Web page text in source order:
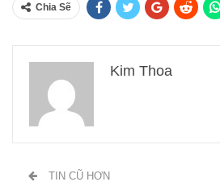
Chia Sẽ
Kim Thoa
TIN CŨ HƠN